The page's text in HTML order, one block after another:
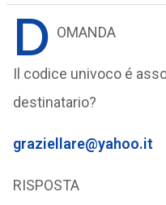
D OMANDA
Il codice univoco é
destinatario?
graziellare@yahoo.it
RISPOSTA